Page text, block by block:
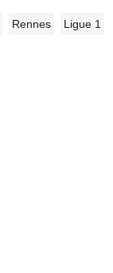
Rennes Ligue 1